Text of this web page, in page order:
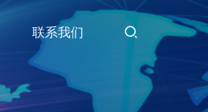
联系我们